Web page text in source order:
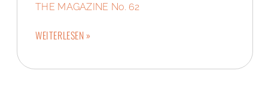
THE MAGAZINE No. 62
WEITERLESEN »